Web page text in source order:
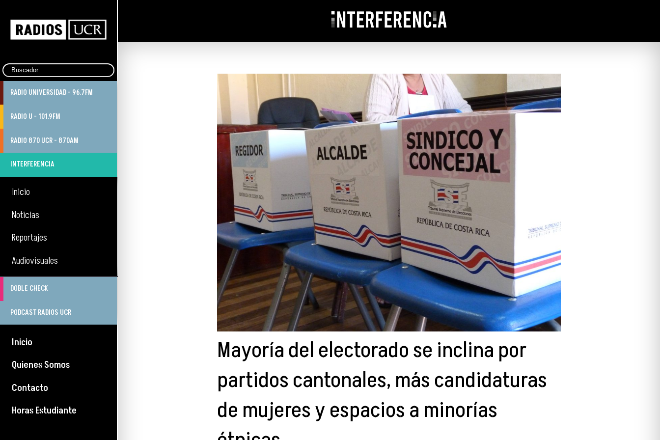
RADIO UNIVERSIDAD - 96.7FM
RADIO U - 101.9FM
RADIO 870 UCR - 870AM
INTERFERENCIA
Inicio
Noticias
Reportajes
Audiovisuales
DOBLE CHECK
PODCAST RADIOS UCR
Inicio
Quienes Somos
Contacto
Horas Estudiante
Mayoría del electorado se inclina por
partidos cantonales, más candidaturas
de mujeres y espacios a minorías